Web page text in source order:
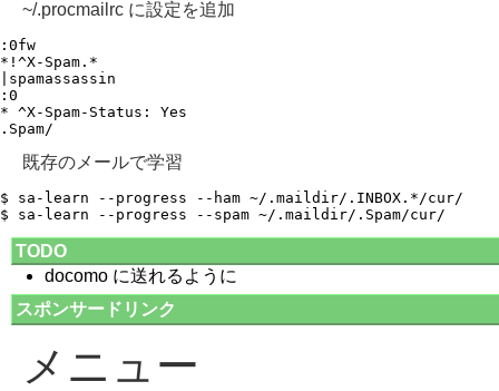
~/.procmailrc に設定を追加
:0fw
*!^X-Spam.*
|spamassassin
:0
* ^X-Spam-Status: Yes
既存のメールで学習
$ sa-learn --progress --ham ~/.maildir/.INBOX.*/cur/
TODO
docomo に送れるように
スポンサードリンク
メニュー